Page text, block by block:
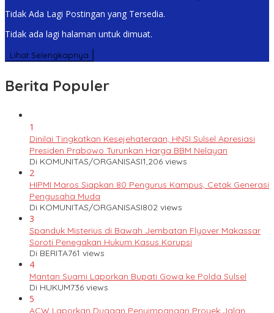
Tidak Ada Lagi Postingan yang Tersedia.
Tidak ada lagi halaman untuk dimuat.
Lihat Selengkapnya
Berita Populer
1
Dinilai Tingkatkan Kesejehateraan, HNSI Sulsel Apresiasi
Presiden Prabowo Turunkan Harga BBM Nelayan
Di KOMUNITAS/ORGANISASI1,206 views
2
HIPMI Maros Siapkan 80 Pengurus Kampus, Cetak Generasi
Pengusaha Muda
Di KOMUNITAS/ORGANISASI802 views
3
Spanduk Misterius di Bawah Jembatan Flyover Makassar
Soroti Penegakan Hukum Kasus Korupsi
Di BERITA761 views
4
Mantan Suami Laporkan Bupati Gowa ke Polda Sulsel
Di HUKUM736 views
5
ACW Laporkan Dugaan Penyimpangan Proyek Jalan